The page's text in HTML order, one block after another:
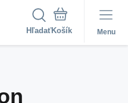
Hľadať Menu